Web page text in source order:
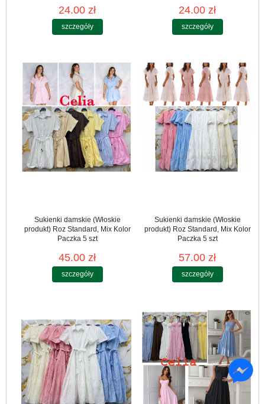
24.00 zł
szczegóły
24.00 zł
szczegóły
Sukienki damskie (Włoskie
produkt) Roz Standard, Mix Kolor
Paczka 5 szt
45.00 zł
szczegóły
Sukienki damskie (Włoskie
produkt) Roz Standard, Mix Kolor
Paczka 5 szt
57.00 zł
szczegóły